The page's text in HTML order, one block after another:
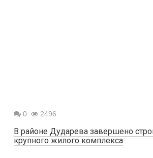
В районе Дударева завершено
крупного жилого комплекса
0 2496